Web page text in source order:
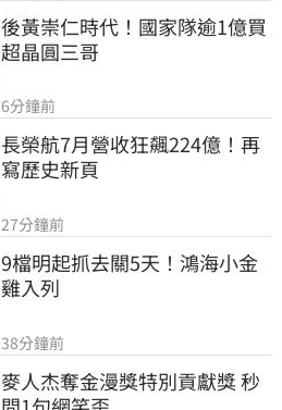
後黃崇仁時代！國家隊逾1億買
超晶圓三哥
6分鐘前
長榮航7月營收狂飆224億！再
寫歷史新頁
27分鐘前
9檔明起抓去關5天！鴻海小金
雞入列
38分鐘前
麥人杰奪金漫獎特別貢獻獎 秒